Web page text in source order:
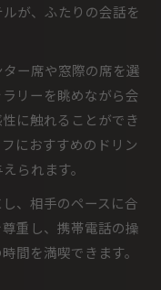
が、ふたりの会話を
ー席や窓際の席を選
リーを眺めながら会
に触れることができ
におすすめのドリン
られます。
、相手のペースに合
重し、携帯電話の操
間を満喫できます。